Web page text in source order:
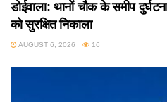
डोईवाला: थानों चौक के समीप
को सुरक्षित निकाला
AUGUST 6, 2026 16